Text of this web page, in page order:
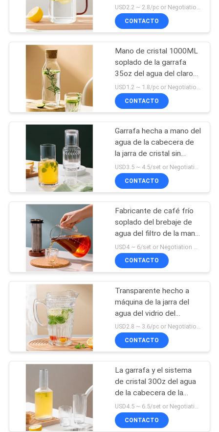
MAPA
SITIO
PRIVACY
POLICY
Vidrio casero de la
decoración
21
Mercancías de
cristal de la cocina
20
jarra de cristal del
agua
Tarro de cristal
claro del
almacenamiento
onzas con Amber HandleUSD2.2 ~ 2.8/pc or Negotiation MOQ:3000 PC
CONTACTO
Mano de cristal 1000ML
soplado de la garrafa
35oz del agua del claro
del Borosilicate con Cork
Stopper
CONTACTO
Garrafa hecha a mano del
agua de la cabecera de
la jarra de cristal sin
plomo del agua de 36
onzas con la taza
CONTACTO
Fabricante de café frío
soplado del brebaje de
agua del filtro de la mano
de cristal a prueba de
calor de la jarra 1100ml
CONTACTO
Transparente hecho a
máquina de la jarra del
agua del vidrio del
vintage de 45 onzas
grabado en relieve
USD2.8 ~ 3.6/pc or Negotiation MOQ:10000 PC
CONTACTO
La garrafa y el sistema
de cristal 30Oz del agua
de la cabecera de la
ondulación dan el oro
soplado o el borde de
plata
USD4.5 ~ 6.5/set or Negotiation MOQ:3000 sistemas
CONTACTO